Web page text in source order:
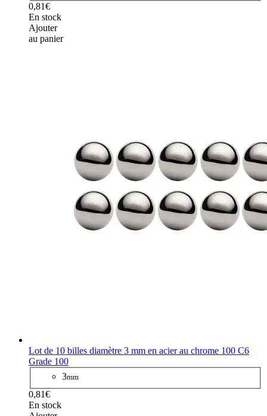
0,81€
En stock
Ajouter
au panier
Lot de 10 billes diamètre 3 mm en acier au chrome 100 C6
Grade 100
3mm
0,81€
En stock